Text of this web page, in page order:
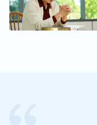
一边和我聊天，一
说：“怎么样？疼